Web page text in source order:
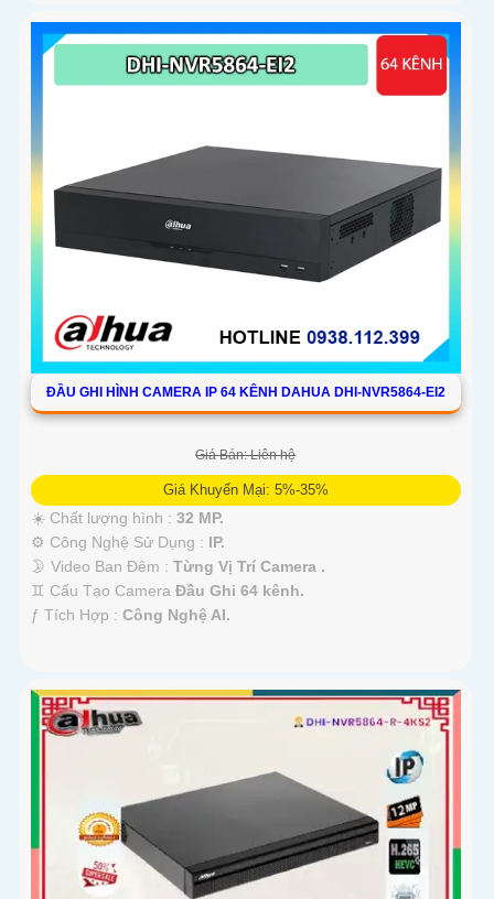
ĐẦU GHI HÌNH CAMERA IP 64 KÊNH DAHUA DHI-NVR5864-EI2
Giá Bán: Liên hệ
Giá Khuyến Mại: 5%-35%
☀️ Chất lượng hình : 32 MP.
⚙ Công Nghệ Sử Dụng : IP.
🌛 Video Ban Đêm : Từng Vị Trí Camera .
♊ Cấu Tạo Camera Đầu Ghi 64 kênh.
️ƒ Tích Hợp : Công Nghệ AI.